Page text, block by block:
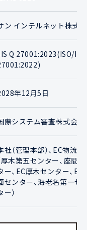
ン インテルネット株式
Q 27001:2023(ISO/IEC
年12月5日
際システム審査株式会社
社（管理本部）、EC物流部
厚木第五センター、座間
ー、EC厚木センター、EC
センター、海老名第一セ
ー）